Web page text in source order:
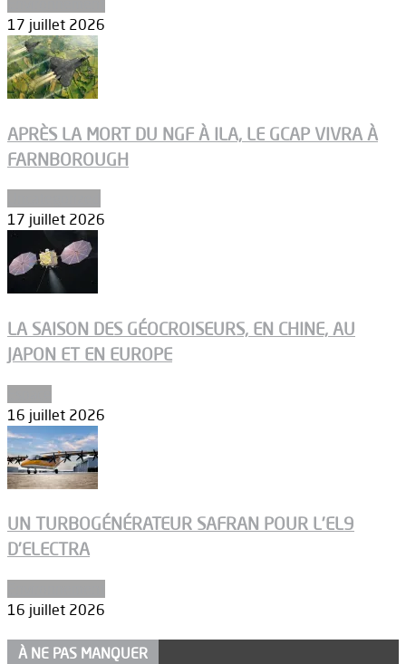
17 juillet 2026
APRÈS LA MORT DU NGF À ILA, LE GCAP VIVRA À
FARNBOROUGH
17 juillet 2026
LA SAISON DES GÉOCROISEURS, EN CHINE, AU
JAPON ET EN EUROPE
16 juillet 2026
UN TURBOGÉNÉRATEUR SAFRAN POUR L’EL9
D’ELECTRA
16 juillet 2026
À NE PAS MANQUER